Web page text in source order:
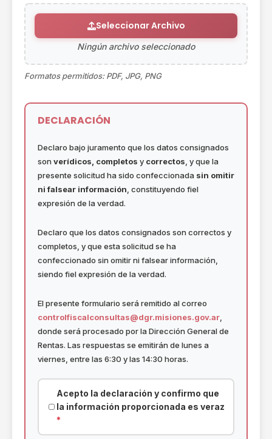
Seleccionar Archivo
Ningún archivo seleccionado
Formatos permitidos: PDF, JPG, PNG
DECLARACIÓN
Declaro bajo juramento que los datos consignados
son verídicos, completos y correctos, y que la
presente solicitud ha sido confeccionada sin omitir
ni falsear información, constituyendo fiel
expresión de la verdad.
Declaro que los datos consignados son correctos y
completos, y que esta solicitud se ha
confeccionado sin omitir ni falsear información,
siendo fiel expresión de la verdad.
El presente formulario será remitido al correo
controlfiscalconsultas@dgr.misiones.gov.ar,
donde será procesado por la Dirección General de
Rentas. Las respuestas se emitirán de lunes a
viernes, entre las 6:30 y las 14:30 horas.
Acepto la declaración y confirmo que
la información proporcionada es veraz
*